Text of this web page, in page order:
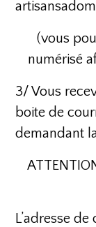
(vous
numérisé
3/ Vous
boite de
demandant
L’adresse